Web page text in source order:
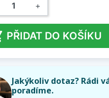
+
PŘIDAT DO KOŠÍKU
Jakýkoliv dotaz? Rádi
poradíme.